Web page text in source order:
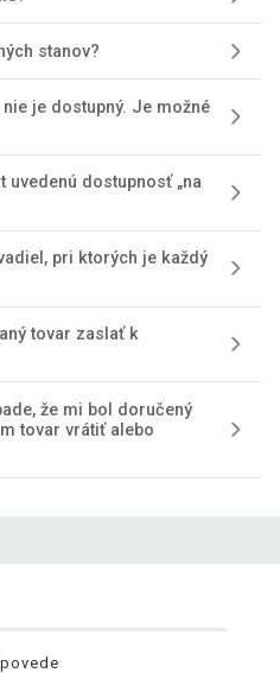
stanov?
je dostupný. Je možné
uvedenú dostupnosť „na
pri ktorých je každý
tovar zaslať k
že mi bol doručený
tovar vrátiť alebo